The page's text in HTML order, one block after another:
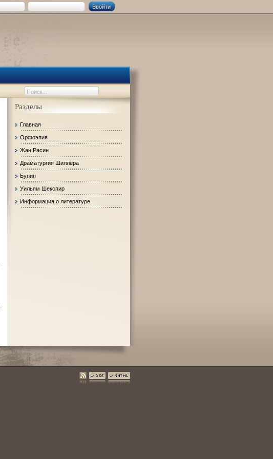
Разделы
Главная
Орфоэпия
Жан Расин
Драматургия Шиллера
Бунин
Уильям Шекспир
Информация о литературе